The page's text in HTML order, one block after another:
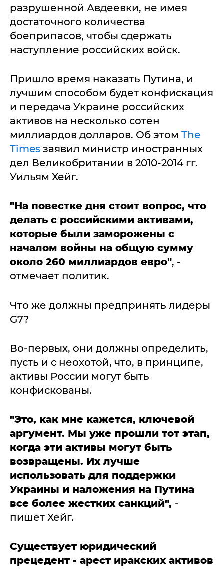
разрушенной Авдеевки, не имея
достаточного количества
боеприпасов, чтобы сдержать
наступление российских войск.
Пришло время наказать Путина, и
лучшим способом будет конфискация
и передача Украине российских
активов на несколько сотен
миллиардов долларов. Об этом The
Times заявил министр иностранных
дел Великобритании в 2010-2014 гг.
Уильям Хейг.
"На повестке дня стоит вопрос, что
делать с российскими активами,
которые были заморожены с
началом войны на общую сумму
около 260 миллиардов евро", -
отмечает политик.
Что же должны предпринять лидеры
G7?
Во-первых, они должны определить,
пусть и с неохотой, что, в принципе,
активы России могут быть
конфискованы.
"Это, как мне кажется, ключевой
аргумент. Мы уже прошли тот этап,
когда эти активы могут быть
возвращены. Их лучше
использовать для поддержки
Украины и наложения на Путина
все более жестких санкций", -
пишет Хейг.
Существует юридический
прецедент - арест иракских активов